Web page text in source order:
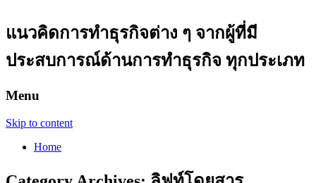
แนวคิดการทำธุรกิจต่าง ๆ จากผู้ที่มี
ประสบการณ์ด้านการทำธุรกิจ ทุกประเภท
Menu
Skip to content
Home